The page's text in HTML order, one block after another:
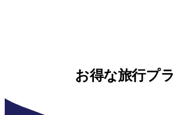
お得な旅行プ